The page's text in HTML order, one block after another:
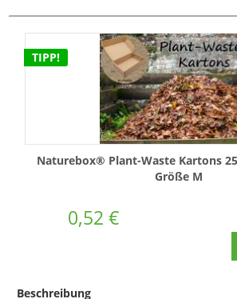
TIPP!
Naturebox® Plant-Waste Kartons
Größe M
0,52 €
Beschreibung